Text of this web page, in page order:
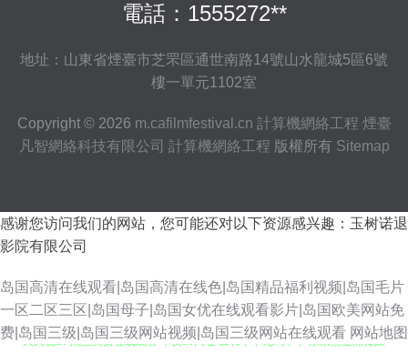
電話：1555272**
地址：山東省煙臺市芝罘區通世南路14號山水龍城5區6號
樓一單元1102室
Copyright © 2026 m.cafilmfestival.cn 計算機網絡工程 煙臺
凡智網絡科技有限公司 計算機網絡工程 版權所有 Sitemap
感谢您访问我们的网站，您可能还对以下资源感兴趣：玉树诺退
影院有限公司
岛国高清在线观看|岛国高清在线色|岛国精品福利视频|岛国毛片
一区二区三区|岛国母子|岛国女优在线观看影片|岛国欧美网站免
费|岛国三级|岛国三级网站视频|岛国三级网站在线观看 网站地图
久久视av 黑丝美女在线观看 午夜av网址 日韩不卡无码不卡 东京热亚洲传媒